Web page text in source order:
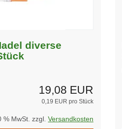
diverse
19,08 EUR
0,19 EUR pro Stück
% MwSt. zzgl. Versandkosten